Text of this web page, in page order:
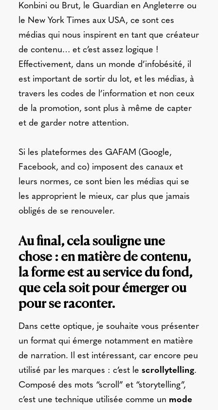
Konbini ou Brut, le Guardian en Angleterre ou
le New York Times aux USA, ce sont ces
médias qui nous inspirent en tant que créateur
de contenu… et c’est assez logique !
Effectivement, dans un monde d’infobésité, il
est important de sortir du lot, et les médias, à
travers les codes de l’information et non ceux
de la promotion, sont plus à même de capter
et de garder notre attention.
Si les plateformes des GAFAM (Google,
Facebook, and co) imposent des canaux et
leurs normes, ce sont bien les médias qui se
les approprient le mieux, car plus que jamais
obligés de se renouveler.
Au final, cela souligne une
chose : en matière de contenu,
la forme est au service du fond,
que cela soit pour émerger ou
pour se raconter.
Dans cette optique, je souhaite vous présenter
un format qui émerge notamment en matière
de narration. Il est intéressant, car encore peu
utilisé par les marques : c’est le scrollytelling.
Composé des mots “scroll” et “storytelling”,
c’est une technique utilisée comme un mode